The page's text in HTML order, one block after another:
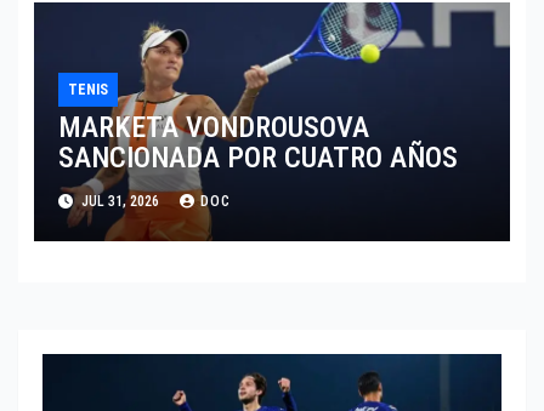
TENIS
MARKETA VONDROUSOVA
SANCIONADA POR CUATRO AÑOS
JUL 31, 2026 DOC